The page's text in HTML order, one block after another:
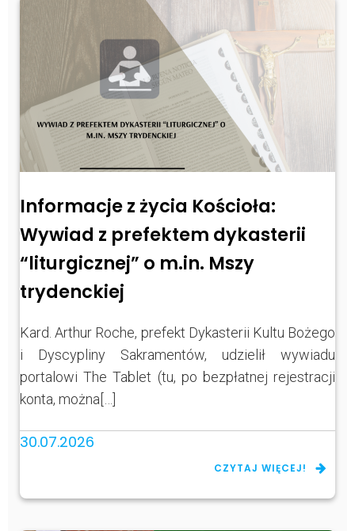
Informacje z życia Kościoła:
Wywiad z prefektem dykasterii
“liturgicznej” o m.in. Mszy
trydenckiej
Kard. Arthur Roche, prefekt Dykasterii Kultu Bożego
i Dyscypliny Sakramentów, udzielił wywiadu
portalowi The Tablet (tu, po bezpłatnej rejestracji
konta, można[…]
30.07.2026
CZYTAJ WIĘCEJ!